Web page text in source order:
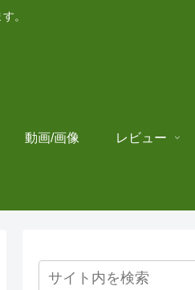
。
動画/画像 レビュー